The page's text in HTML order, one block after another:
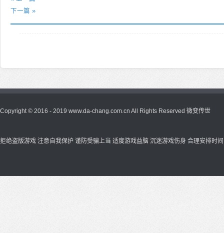
下一篇 »
Copyright © 2016 - 2019 www.da-chang.com.cn All Rights Reserved 微变传世
拒绝盗版游戏 注意自我保护 谨防受骗上当 适度游戏益脑 沉迷游戏伤身 合理安排时